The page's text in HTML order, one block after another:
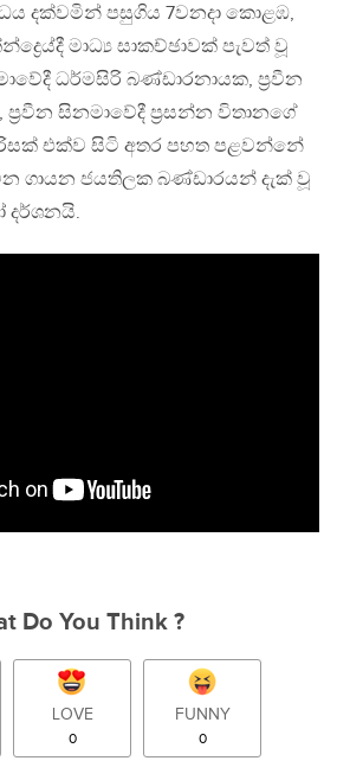
දක්වමින් පසුගිය 7වනදා කොළඹ,
මාධ්‍ය සාකච්ඡාවක් පැවත් වූ
ධර්මසිරි බණ්ඩාරනායක, ප්‍රවීන
ප්‍රවීන සිනමාවේදී ප්‍රසන්න විතානගේ
එක්ව සිටි අතර පහත පළවන්නේ
ගායන ජයතිලක බණ්ඩාරයන් දැක් වූ
දර්ශනයි.
Do You Think ?
LOVE
0
FUNNY
0